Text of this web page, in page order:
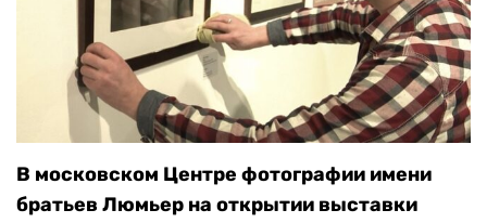
В московском Центре фотографии имени
братьев Люмьер на открытии выставки